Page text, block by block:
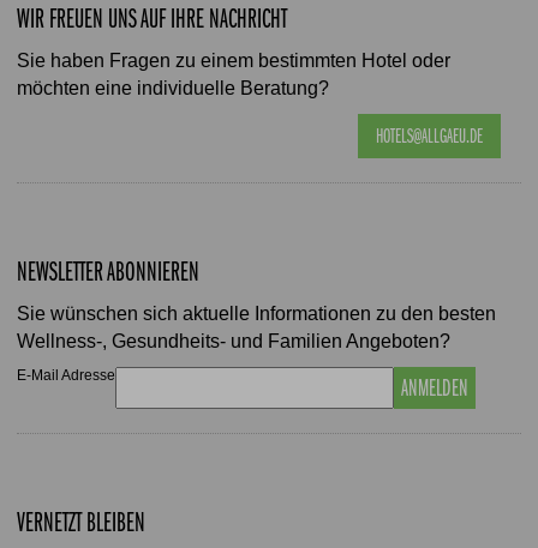
WIR FREUEN UNS AUF IHRE NACHRICHT
Sie haben Fragen zu einem bestimmten Hotel oder
möchten eine individuelle Beratung?
HOTELS@ALLGAEU.DE
NEWSLETTER ABONNIEREN
Sie wünschen sich aktuelle Informationen zu den besten
Wellness-, Gesundheits- und Familien Angeboten?
E-Mail Adresse ANMELDEN
VERNETZT BLEIBEN